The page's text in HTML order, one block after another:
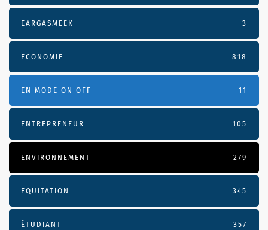
EARGASMEEK 3
ECONOMIE 818
EN MODE ON OFF 11
ENTREPRENEUR 105
ENVIRONNEMENT 279
EQUITATION 345
ÉTUDIANT 357